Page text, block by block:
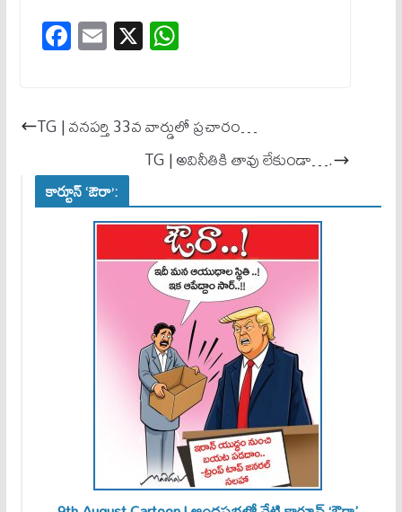
Fa
ce
ok
E
m
X W
ha
A
pp
TG | వనపర్తి 33వ వార్డులో ప్రచారం…
TG | అవినీతికి తావు లేకుండా….
కార్టూన్ ‘ఔరా’: